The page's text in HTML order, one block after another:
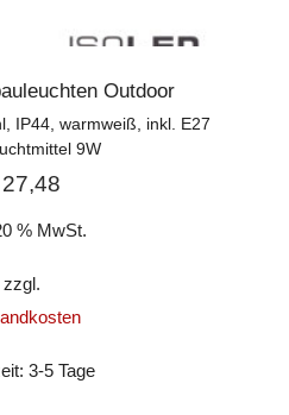
Outdoor
IP44, warmweiß, inkl. E27
9W
27,48
% MwSt.
zzgl.
3-5 Tage